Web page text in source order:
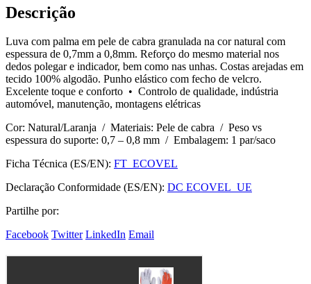
Descrição
Luva com palma em pele de cabra granulada na cor natural com
espessura de 0,7mm a 0,8mm. Reforço do mesmo material nos
dedos polegar e indicador, bem como nas unhas. Costas arejadas em
tecido 100% algodão. Punho elástico com fecho de velcro.
Excelente toque e conforto • Controlo de qualidade, indústria
automóvel, manutenção, montagens elétricas
Cor: Natural/Laranja / Materiais: Pele de cabra / Peso vs
espessura do suporte: 0,7 – 0,8 mm / Embalagem: 1 par/saco
Ficha Técnica (ES/EN): FT_ECOVEL
Declaração Conformidade (ES/EN): DC ECOVEL_UE
Partilhe por:
Facebook Twitter LinkedIn Email